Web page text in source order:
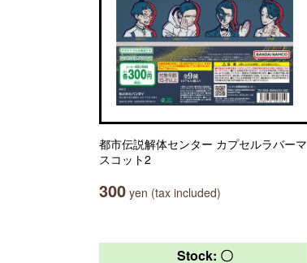
都市伝説解体センター カプセルラバーマ
スコット2
300 yen (tax included)
Stock: 〇